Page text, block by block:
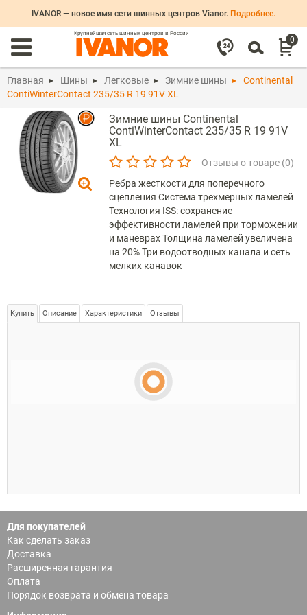
IVANOR — новое имя сети шинных центров Vianor. Подробнее.
0
Крупнейшая сеть шинных центров в России
Главная Шины Легковые Зимние шины
Continental
ContiWinterContact 235/35 R 19 91V XL
Зимние шины Continental
ContiWinterContact 235/35 R 19 91V
XL
Отзывы о товаре (0)
Ребра жесткости для поперечного
сцепления Система трехмерных ламелей
Технология ISS: сохранение
эффективности ламелей при торможении
и маневрах Толщина ламелей увеличена
на 20% Три водоотводных канала и сеть
мелких канавок
Купить Описание Характеристики Отзывы
Для покупателей
Как сделать заказ
Доставка
Расширенная гарантия
Оплата
Порядок возврата и обмена товара